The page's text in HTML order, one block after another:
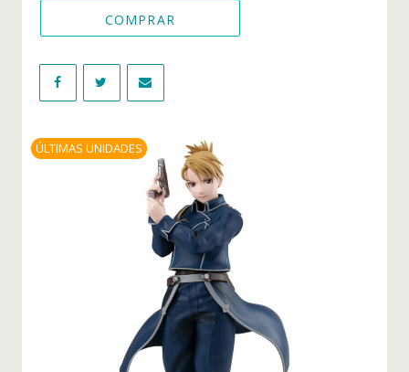
Figuras Tokyo Revengers
Figuras Videojuegos
OFERTAS
ÚLTIMAS UNIDADES
COMPRAR